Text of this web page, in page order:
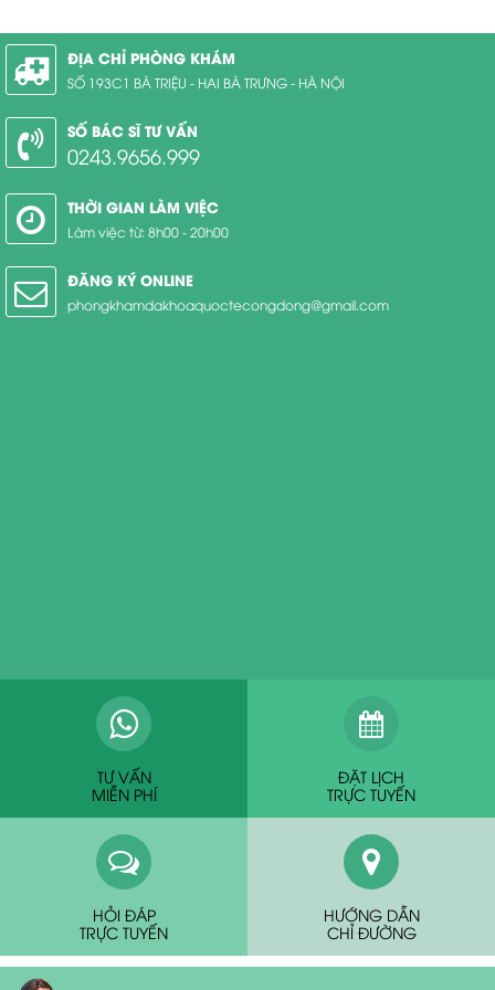
ĐỊA CHỈ PHÒNG KHÁM
SỐ 193C1 BÀ TRIỆU - HAI BÀ TRƯNG - HÀ NỘI
SỐ BÁC SĨ TƯ VẤN
0243.9656.999
THỜI GIAN LÀM VIỆC
Làm việc từ: 8h00 - 20h00
ĐĂNG KÝ ONLINE
phongkhamdakhoaquoctecongdong@gmail.com
TƯ VẤN
MIỄN PHÍ
ĐẶT LỊCH
TRỰC TUYẾN
HỎI ĐÁP
TRỰC TUYẾN
HƯỚNG DẪN
CHỈ ĐƯỜNG